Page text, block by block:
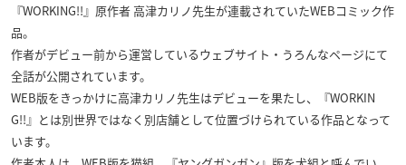
『WORKING!!』原作者 高津カリノ先生が連載されていたWEBコミック作
品。
作者がデビュー前から運営しているウェブサイト・うろんなページにて
全話が公開されています。
WEB版をきっかけに高津カリノ先生はデビューを果たし、『WORKIN
G!!』とは別世界ではなく別店舗として位置づけられている作品となって
います。